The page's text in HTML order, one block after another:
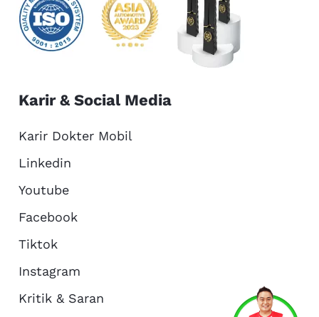
Karir & Social Media
Karir Dokter Mobil
Linkedin
Youtube
Facebook
Tiktok
Instagram
Kritik & Saran